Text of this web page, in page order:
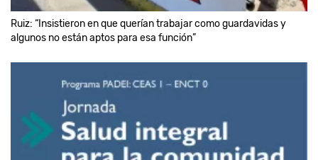
Ruiz: “Insistieron en que querían trabajar como guardavidas y
algunos no están aptos para esa función”